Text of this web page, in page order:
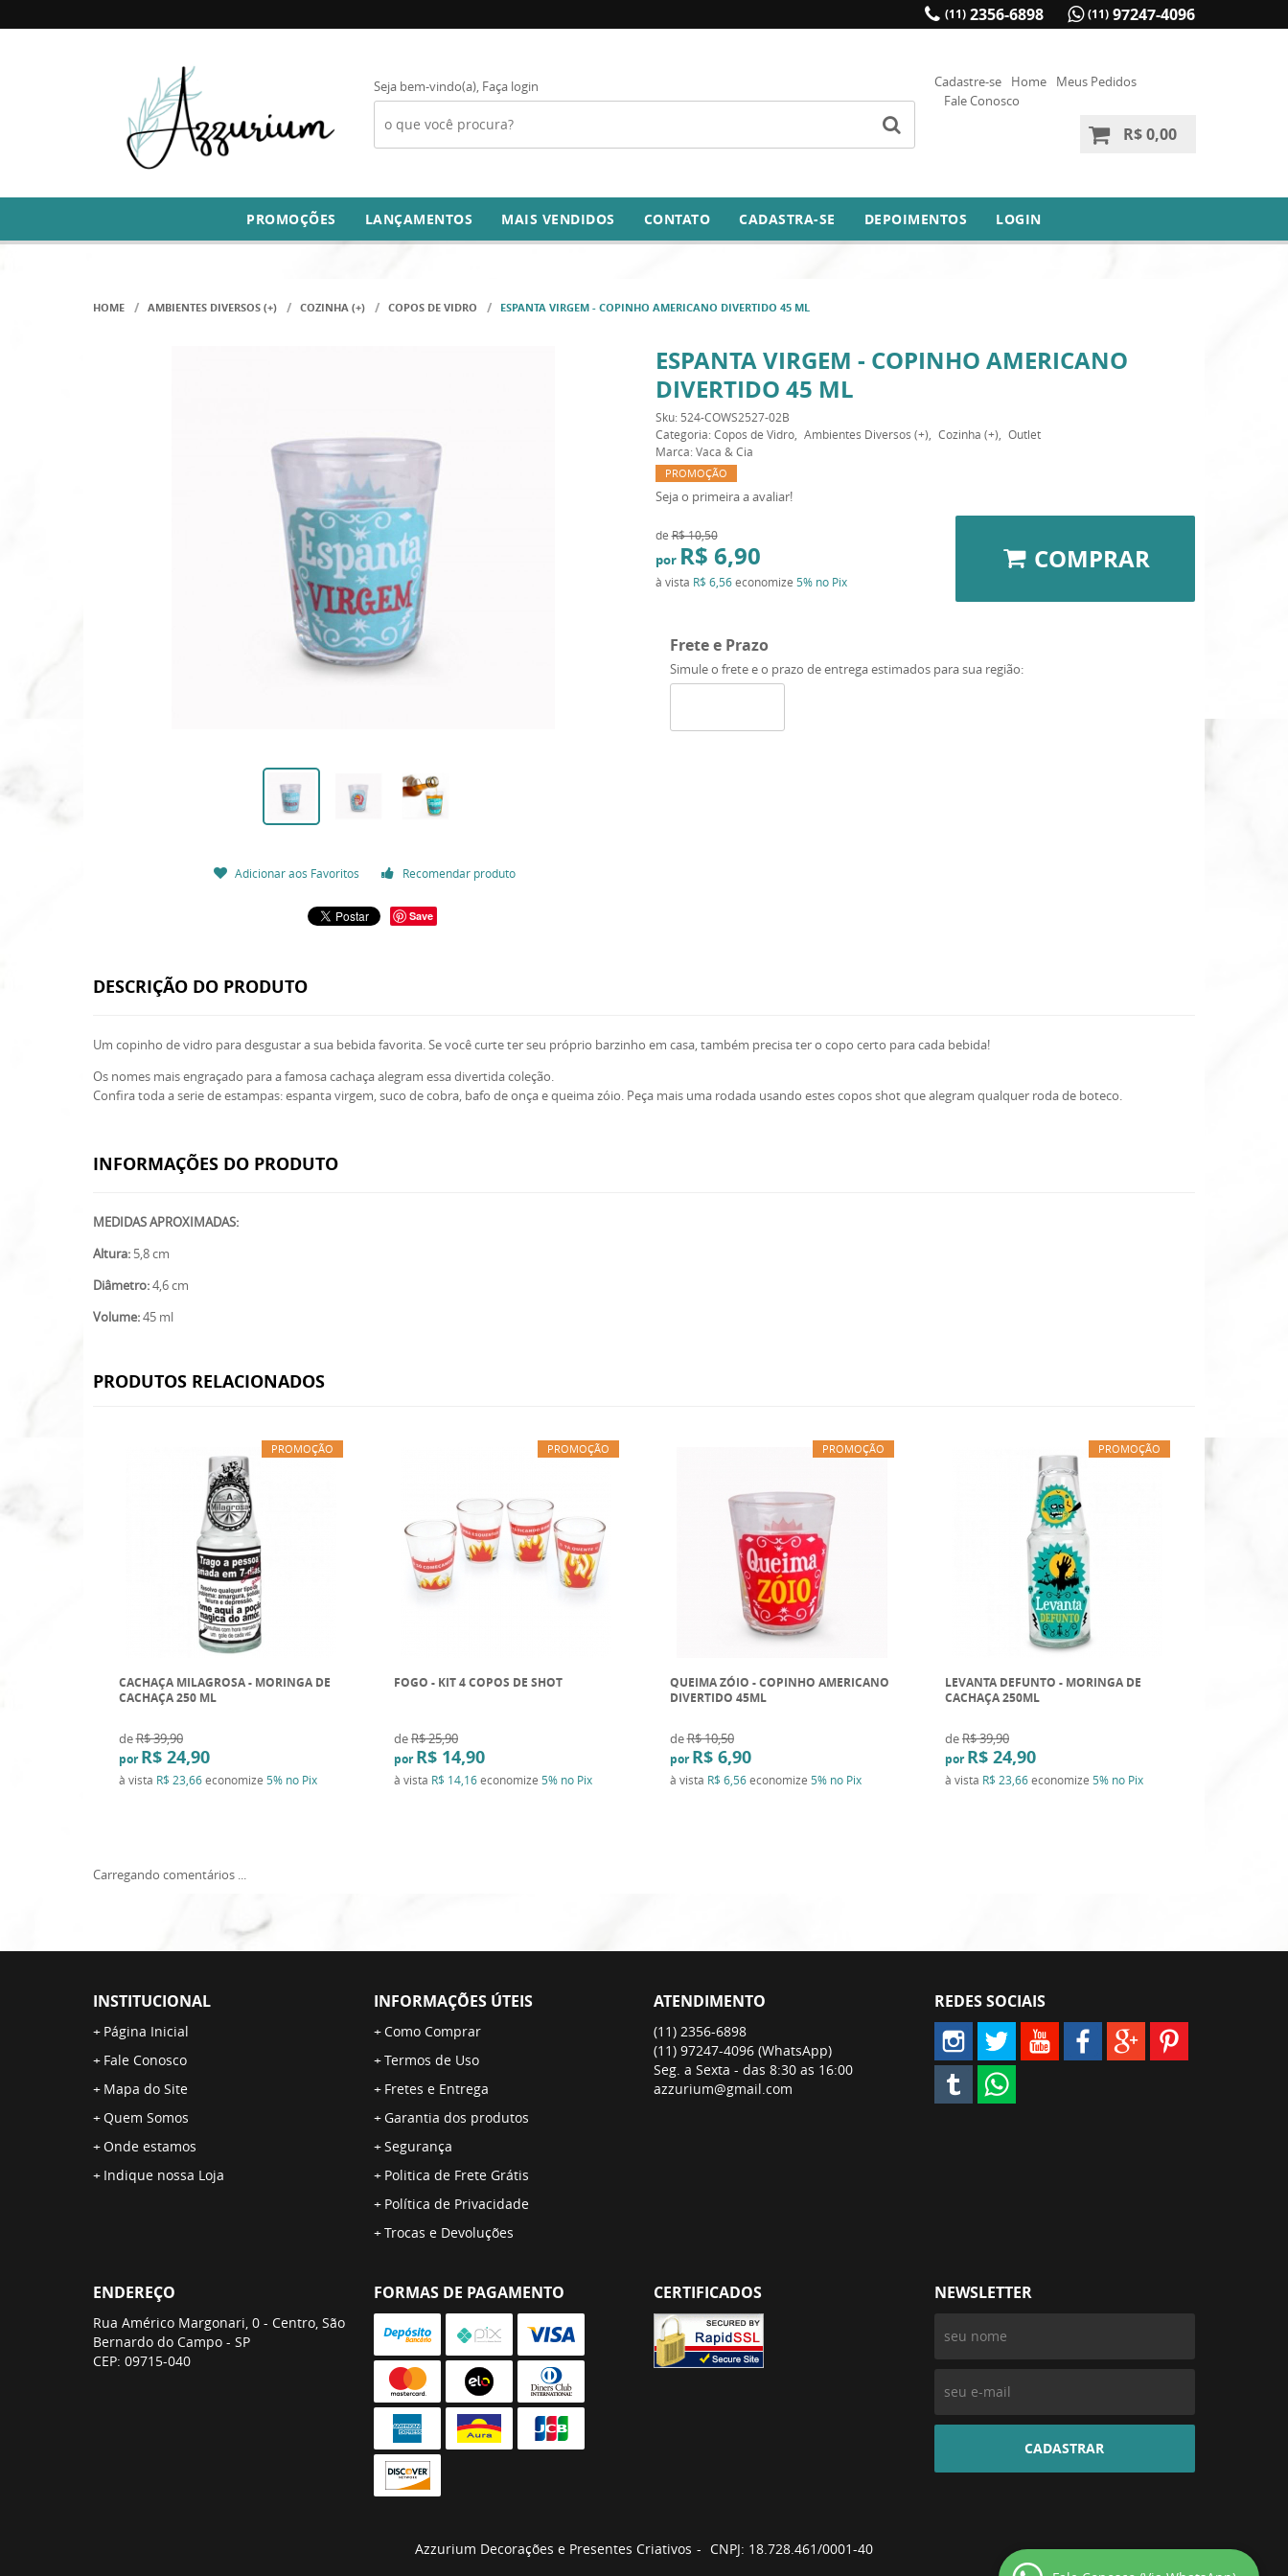
(11) 2356-6898 (11) 97247-4096
Seja bem-vindo(a), Faça login Cadastre-se Home
Meus Pedidos
Fale Conosco
R$ 0,00
PROMOÇÕES LANÇAMENTOS MAIS VENDIDOS CONTATO CADASTRA-SE DEPOIMENTOS LOGIN
HOME AMBIENTES DIVERSOS (+) COZINHA (+) COPOS DE VIDRO ESPANTA VIRGEM - COPINHO AMERICANO DIVERTIDO 45 ML
Adicionar aos Favoritos Recomendar produto
Save
ESPANTA VIRGEM - COPINHO AMERICANO
DIVERTIDO 45 ML
Sku: 524-COWS2527-02B
Categoria: Copos de Vidro Ambientes Diversos (+) Cozinha (+)
Outlet
Marca:Vaca & Cia
PROMOÇÃO
Seja o primeira a avaliar!
de R$ 10,50
por R$ 6,90
à vista R$ 6,56economize 5% no Pix
COMPRAR
Frete e Prazo
Simule o frete e o prazo de entrega estimados para sua região:
DESCRIÇÃO DO PRODUTO
Um copinho de vidro para desgustar a sua bebida favorita. Se você curte ter seu próprio barzinho em casa, também precisa ter o copo certo para cada bebida!
Os nomes mais engraçado para a famosa cachaça alegram essa divertida coleção.
Confira toda a serie de estampas: espanta virgem, suco de cobra, bafo de onça e queima zóio. Peça mais uma rodada usando estes copos shot que alegram qualquer roda de boteco.
INFORMAÇÕES DO PRODUTO
MEDIDAS APROXIMADAS:
Altura: 5,8 cm
Diâmetro:4,6 cm
Volume:45 ml
PRODUTOS RELACIONADOS
PROMOÇÃO
CACHAÇA MILAGROSA - MORINGA DE
CACHAÇA 250 ML
deR$ 39,90
por R$ 24,90
à vista R$ 23,66economize 5% no Pix
PROMOÇÃO
FOGO - KIT 4 COPOS DE SHOT
deR$ 25,90
por R$ 14,90
à vista R$ 14,16economize 5% no Pix
PROMOÇÃO
QUEIMA ZÓIO - COPINHO AMERICANO
DIVERTIDO 45ML
deR$ 10,50
por R$ 6,90
à vista R$ 6,56economize 5% no Pix
PROMOÇÃO
LEVANTA DEFUNTO - MORINGA DE
CACHAÇA 250ML
deR$ 39,90
por R$ 24,90
à vista R$ 23,66economize 5% no Pix
Carregando comentários ...
INSTITUCIONAL
Página Inicial
Fale Conosco
Mapa do Site
Quem Somos
Onde estamos
Indique nossa Loja
INFORMAÇÕES ÚTEIS
Como Comprar
Termos de Uso
Fretes e Entrega
Garantia dos produtos
Segurança
Politica de Frete Grátis
Política de Privacidade
Trocas e Devoluções
ATENDIMENTO
(11) 2356-6898
(11) 97247-4096 (WhatsApp)
Seg. a Sexta - das 8:30 as 16:00
azzurium@gmail.com
REDES SOCIAIS
ENDEREÇO
Rua Américo Margonari, 0 - Centro, São
Bernardo do Campo - SP
CEP: 09715-040
FORMAS DE PAGAMENTO CERTIFICADOS NEWSLETTER
CADASTRAR
Azzurium Decorações e Presentes Criativos
CNPJ: 18.728.461/0001-40